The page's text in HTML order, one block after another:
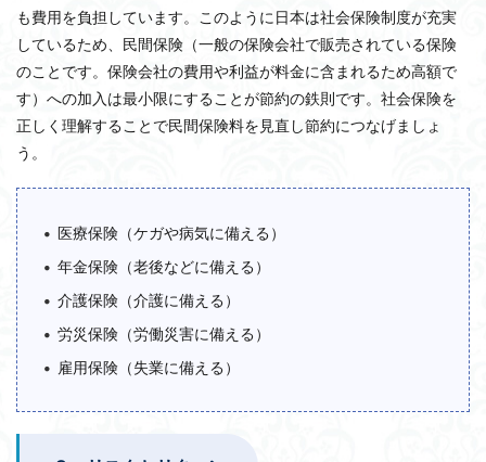
も費用を負担しています。このように日本は社会保険制度が充実
しているため、民間保険（一般の保険会社で販売されている保険
のことです。保険会社の費用や利益が料金に含まれるため高額で
す）への加入は最小限にすることが節約の鉄則です。社会保険を
正しく理解することで民間保険料を見直し節約につなげましょ
う。
医療保険（ケガや病気に備える）
年金保険（老後などに備える）
介護保険（介護に備える）
労災保険（労働災害に備える）
雇用保険（失業に備える）